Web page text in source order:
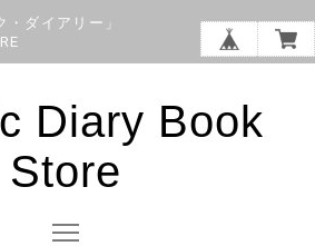
ダイアリー」
Diary Book
Store